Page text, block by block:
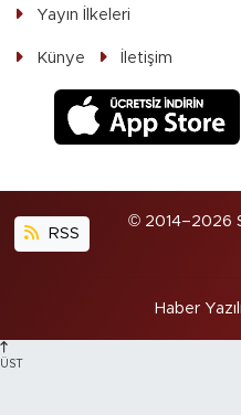
Yayın İlkeleri
Künye İletişim
RSS
© 2014–2026
Haber
ÜST